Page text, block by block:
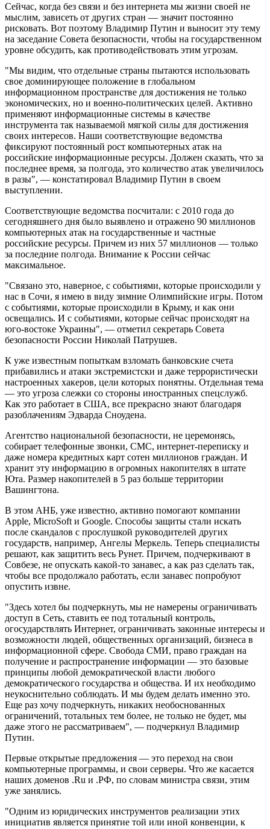
Сейчас, когда без связи и без интернета мы жизни своей не
мыслим, зависеть от других стран — значит постоянно
рисковать. Вот поэтому Владимир Путин и выносит эту тему
на заседание Совета безопасности, чтобы на государственном
уровне обсудить, как противодействовать этим угрозам.
"Мы видим, что отдельные страны пытаются использовать
свое доминирующее положение в глобальном
информационном пространстве для достижения не только
экономических, но и военно-политических целей. Активно
применяют информационные системы в качестве
инструмента так называемой мягкой силы для достижения
своих интересов. Наши соответствующие ведомства
фиксируют постоянный рост компьютерных атак на
российские информационные ресурсы. Должен сказать, что за
последнее время, за полгода, это количество атак увеличилось
в разы", — констатировал Владимир Путин в своем
выступлении.
Соответствующие ведомства посчитали: с 2010 года до
сегодняшнего дня было выявлено и отражено 90 миллионов
компьютерных атак на государственные и частные
российские ресурсы. Причем из них 57 миллионов — только
за последние полгода. Внимание к России сейчас
максимальное.
"Связано это, наверное, с событиями, которые происходили у
нас в Сочи, я имею в виду зимние Олимпийские игры. Потом
с событиями, которые происходили в Крыму, и как они
освещались. И с событиями, которые сейчас происходят на
юго-востоке Украины", — отметил секретарь Совета
безопасности России Николай Патрушев.
К уже известным попыткам взломать банковские счета
прибавились и атаки экстремистски и даже террористически
настроенных хакеров, цели которых понятны. Отдельная тема
— это угроза слежки со стороны иностранных спецслужб.
Как это работает в США, все прекрасно знают благодаря
разоблачениям Эдварда Сноудена.
Агентство национальной безопасности, не церемонясь,
собирает телефонные звонки, СМС, интернет-переписку и
даже номера кредитных карт сотен миллионов граждан. И
хранит эту информацию в огромных накопителях в штате
Юта. Размер накопителей в 5 раз больше территории
Вашингтона.
В этом АНБ, уже известно, активно помогают компании
Apple, MicroSoft и Google. Способы защиты стали искать
после скандалов с прослушкой руководителей других
государств, например, Ангелы Меркель. Теперь специалисты
решают, как защитить весь Рунет. Причем, подчеркивают в
Совбезе, не опускать какой-то занавес, а как раз сделать так,
чтобы все продолжало работать, если занавес попробуют
опустить извне.
"Здесь хотел бы подчеркнуть, мы не намерены ограничивать
доступ в Сеть, ставить ее под тотальный контроль,
огосударствлять Интернет, ограничивать законные интересы и
возможности людей, общественных организаций, бизнеса в
информационной сфере. Свобода СМИ, право граждан на
получение и распространение информации — это базовые
принципы любой демократической власти любого
демократического государства и общества. И их необходимо
неукоснительно соблюдать. И мы будем делать именно это.
Еще раз хочу подчеркнуть, никаких необоснованных
ограничений, тотальных тем более, не только не будет, мы
даже этого не рассматриваем", — подчеркнул Владимир
Путин.
Первые открытые предложения — это переход на свои
компьютерные программы, и свои серверы. Что же касается
наших доменов .Ru и .РФ, по словам министра связи, этим
уже занялись.
"Одним из юридических инструментов реализации этих
инициатив является принятие той или иной конвенции, к